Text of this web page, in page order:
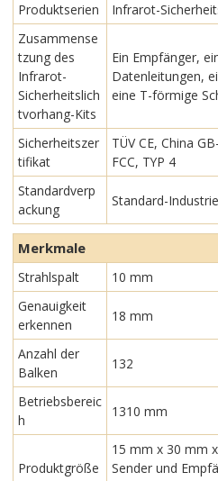
Produktserien
Infrarot-
Zusammense
tzung des
Infrarot-
Sicherheitslich
tvorhang-Kits
Ein Empfänger,
Datenleitungen,
eine T-förmige
Sicherheitszer
tifikat
TÜV CE, China
FCC, TYP 4
Standardverp
ackung
Standard-
Merkmale
Strahlspalt
10 mm
Genauigkeit
erkennen
18 mm
Anzahl der
Balken
132
Betriebsbereic
h
1310 mm
Produktgröße
15 mm x 30 mm
Sender und